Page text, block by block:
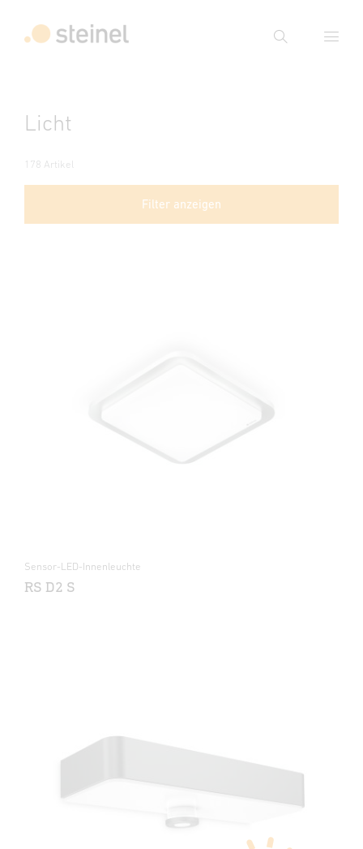
Suche
Suche
Licht
178 Artikel
Filter anzeigen
Sensor-LED-Innenleuchte
RS D2 S